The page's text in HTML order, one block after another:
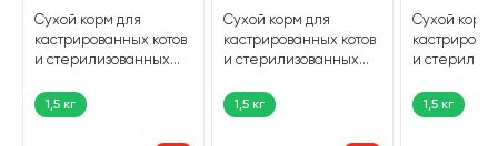
Сухой корм для
кастрированных котов
и стерилизованных
RED телятина, птица
(1,5 кг)
1,5 кг
Сухой корм для
кастрированных котов
и стерилизованных
RED лосось, анчоус (1,5
кг)
1,5 кг
Сухой корм
и
RED курица
1,5 кг